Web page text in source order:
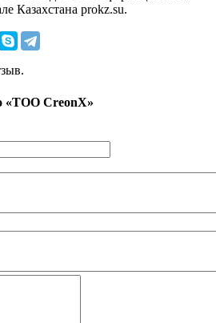
Казахстана prokz.su.
«ТОО CreonX»